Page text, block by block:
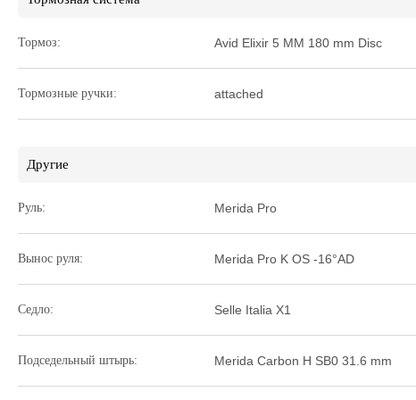
Тормоз: Avid Elixir 5 MM 180 mm Disc
Тормозные ручки: attached
Другие
Руль: Merida Pro
Вынос руля: Merida Pro K OS -16°AD
Седло: Selle Italia X1
Подседельный штырь: Merida Carbon H SB0 31.6 mm